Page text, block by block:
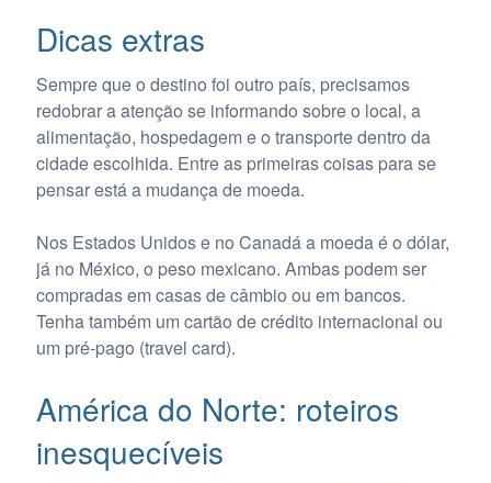
Dicas extras
Sempre que o destino foi outro país, precisamos
redobrar a atenção se informando sobre o local, a
alimentação, hospedagem e o transporte dentro da
cidade escolhida. Entre as primeiras coisas para se
pensar está a mudança de moeda.
Nos Estados Unidos e no Canadá a moeda é o dólar,
já no México, o peso mexicano. Ambas podem ser
compradas em casas de câmbio ou em bancos.
Tenha também um cartão de crédito internacional ou
um pré-pago (travel card).
América do Norte: roteiros
inesquecíveis